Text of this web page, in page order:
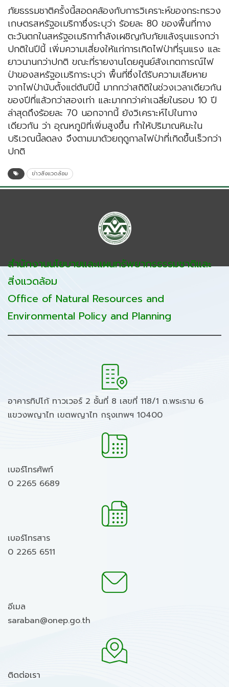
ภัยธรรมชาติครั้งนี้สอดคล้องกับการวิเคราะห์ของกระทรวง
เกษตรสหรัฐอเมริกาซึ่งระบุว่า ร้อยละ 80 ของพื้นที่ทาง
ตะวันตกในสหรัฐอเมริกากำลังเผชิญกับภัยแล้งรุนแรงกว่า
ปกติในปีนี้ เพิ่มความเสี่ยงให้แก่การเกิดไฟป่าที่รุนแรง และ
ยาวนานกว่าปกติ ขณะที่รายงานโดยศูนย์สังเกตการณ์ไฟ
ป่าของสหรัฐอเมริการะบุว่า พื้นที่ซึ่งได้รับความเสียหาย
จากไฟป่านับตั้งแต่ต้นปีนี้ มากกว่าสถิติในช่วงเวลาเดียวกัน
ของปีที่แล้วกว่าสองเท่า และมากกว่าค่าเฉลี่ยในรอบ 10 ปี
ล่าสุดถึงร้อยละ 70 นอกจากนี้ ยังวิเคราะห์ไปในทาง
เดียวกัน ว่า อุณหภูมิที่เพิ่มสูงขึ้น ทำให้ปริมาณหิมะใน
บริเวณนี้ลดลง จึงตามมาด้วยฤดูกาลไฟป่าที่เกิดขึ้นเร็วกว่า
ปกติ
ข่าวสิ่งแวดล้อม
สำนักงานนโยบายและแผนทรัพยากรธรรมชาติและ
สิ่งแวดล้อม
Office of Natural Resources and
Environmental Policy and Planning
อาคารทิปโก้ ทาวเวอร์ 2 ชั้นที่ 8 เลขที่ 118/1 ถ.พระราม 6
แขวงพญาไท เขตพญาไท กรุงเทพฯ 10400
เบอร์โทรศัพท์
0 2265 6689
เบอร์โทรสาร
0 2265 6511
อีเมล
saraban@onep.go.th
ติดต่อเรา